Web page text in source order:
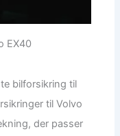
EX40
bilforsikring til
til Volvo
der passer